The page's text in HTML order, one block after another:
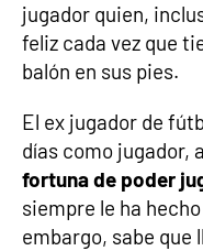
jugador quien,
feliz cada vez que
balón en sus pies.
El ex jugador de
días como jugador,
fortuna de poder
siempre le ha
embargo, sabe que